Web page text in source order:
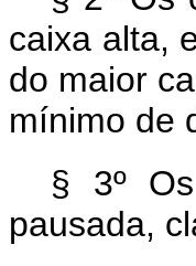
caixa alta,
do maior
mínimo de
§ 3º
pausada,